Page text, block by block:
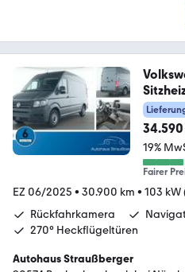
19%
Fairer
EZ 06/2025 • 30.900 km • 103 kW
Rückfahrkamera
270° Heckflügeltüren
Autohaus Straußberger